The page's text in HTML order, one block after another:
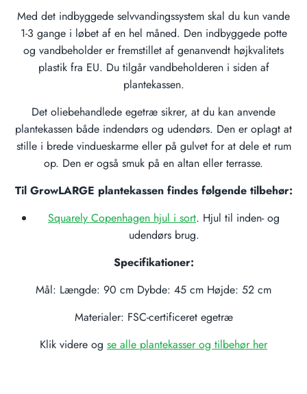
Med det indbyggede selvvandingssystem skal du kun vande
1-3 gange i løbet af en hel måned. Den indbyggede potte
og vandbeholder er fremstillet af genanvendt højkvalitets
plastik fra EU. Du tilgår vandbeholderen i siden af
plantekassen.
Det oliebehandlede egetræ sikrer, at du kan anvende
plantekassen både indendørs og udendørs. Den er oplagt at
stille i brede vindueskarme eller på gulvet for at dele et rum
op. Den er også smuk på en altan eller terrasse.
Til GrowLARGE plantekassen findes følgende tilbehør:
Squarely Copenhagen hjul i sort. Hjul til inden- og
udendørs brug.
Specifikationer:
Mål: Længde: 90 cm Dybde: 45 cm Højde: 52 cm
Materialer: FSC-certificeret egetræ
Klik videre og se alle plantekasser og tilbehør her